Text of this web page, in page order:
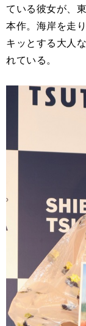
ている彼女が、
本作。海岸を走
キッとする大人
れている。